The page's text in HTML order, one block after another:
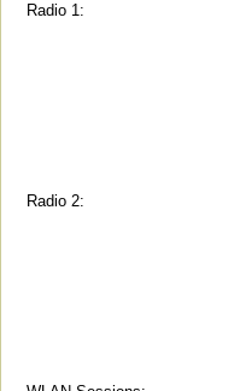
Radio 1:
Radio 2: